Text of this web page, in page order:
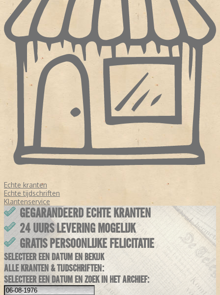
Echte kranten
Echte tijdschriften
Klantenservice
GEGARANDEERD ECHTE KRANTEN
24 UURS LEVERING MOGELIJK
GRATIS PERSOONLIJKE FELICITATIE
SELECTEER EEN DATUM EN BEKIJK
ALLE KRANTEN & TIJDSCHRIFTEN:
SELECTEER EEN DATUM EN ZOEK IN HET ARCHIEF: